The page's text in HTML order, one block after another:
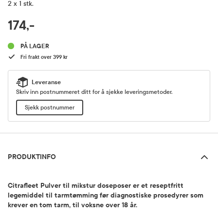
2 x 1 stk.
RABATTPROSENT
174,-
PÅ LAGER
Fri frakt over 399 kr
Leveranse
Skriv inn postnummeret ditt for å sjekke leveringsmetoder.
Sjekk postnummer
PRODUKTINFO
Citrafleet Pulver til mikstur doseposer er et reseptfritt
legemiddel til tarmtømming før diagnostiske prosedyrer som
krever en tom tarm, til voksne over 18 år.